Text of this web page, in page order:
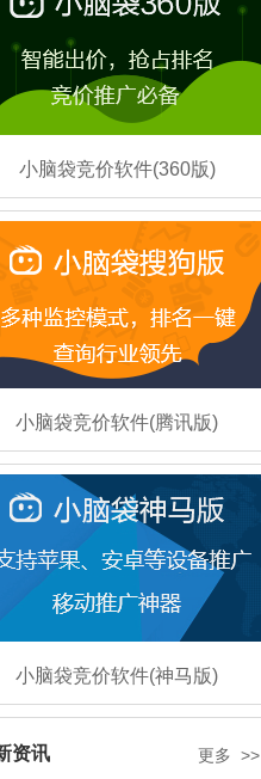
小脑袋竞价软件(360版)
小脑袋竞价软件(腾讯版)
小脑袋竞价软件(神马版)
资讯 更多 >>